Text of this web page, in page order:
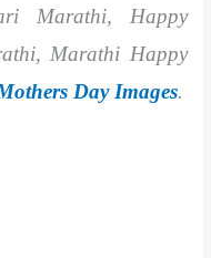
Marathi, Happy
Marathi Happy
Day Images.